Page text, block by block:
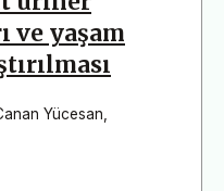
ve yaşam
Yücesan